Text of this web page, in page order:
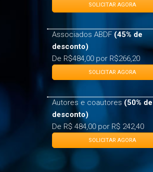
SOLICITAR AGORA
Associados ABDF(45% de
SOLICITAR AGORA
Autores e coautores(50% de
SOLICITAR AGORA